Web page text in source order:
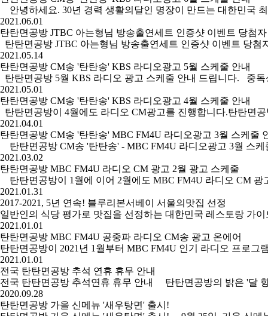
안녕하세요. 30년 경력 생활의달인 명장이 만드는 대한민국
2021.06.01
탄탄면공방 JTBC 아는형님 방송출연세트 인증샷 이벤트 당첨
탄탄면공방 JTBC 아는형님 방송출연세트 인증샷 이벤트 당
2021.05.14
탄탄면공방 CM송 '탄탄송' KBS 라디오광고 5월 스케줄 안내
탄탄면공방 5월 KBS 라디오 광고 스케줄 안내 드립니다. 중
2021.05.01
탄탄면공방 CM송 '탄탄송' KBS 라디오광고 4월 스케줄 안내
탄탄면공방이 4월에도 라디오 CM광고를 진행합니다. ​ 탄탄면
2021.04.01
탄탄면공방 CM송 '탄탄송' MBC FM4U 라디오광고 3월 스케줄
탄탄면공방 CM송 '탄탄송' - MBC FM4U 라디오광고 3월 스
2021.03.02
탄탄면공방 MBC FM4U 라디오 CM 광고 2월 광고 스케줄
탄탄면공방이 1월에 이어 2월에도 MBC FM4U 라디오 CM 광
2021.01.31
2017-2021, 5년 연속! 블루리본서베이 서울의맛집 선정
일반인의 식당 평가로 맛집을 선정하는 대한민국 레스토랑 가
2021.01.01
탄탄면공방 MBC FM4U 공중파 라디오 CM송 광고 온에어
탄탄면공방이 2021년 1월부터 MBC FM4U 인기 라디오 프로
2021.01.01
전국 탄탄면공방 추석 연휴 휴무 안내
전국 탄탄면공방 추석연휴 휴무 안내 탄탄면공방의 밝은 '
2020.09.28
탄탄면공방 가을 신메뉴 '새우탕면' 출시!